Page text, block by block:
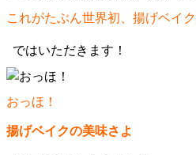
これがたぶん世界初、揚げベイ
ではいただきます！
おっほ！
揚げベイクの美味さよ